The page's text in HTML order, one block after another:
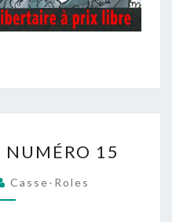
NUMÉRO 15
Casse-Roles